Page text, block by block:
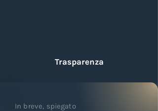
Trasparenza
In breve, spiegato